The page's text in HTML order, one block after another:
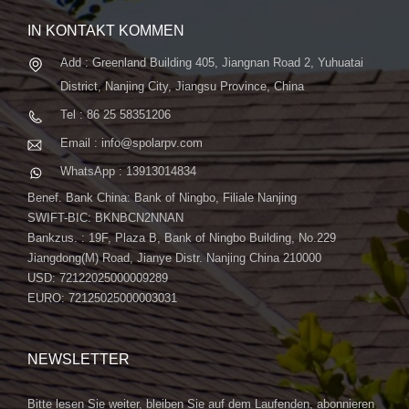
IN KONTAKT KOMMEN
Add : Greenland Building 405, Jiangnan Road 2, Yuhuatai
District, Nanjing City, Jiangsu Province, China
Tel : 86 25 58351206
Email : info@spolarpv.com
WhatsApp : 13913014834
Benef. Bank China: Bank of Ningbo, Filiale Nanjing
SWIFT-BIC: BKNBCN2NNAN
Bankzus. : 19F, Plaza B, Bank of Ningbo Building, No.229
Jiangdong(M) Road, Jianye Distr. Nanjing China 210000
USD: 72122025000009289
EURO: 72125025000003031
NEWSLETTER
Bitte lesen Sie weiter, bleiben Sie auf dem Laufenden, abonnieren